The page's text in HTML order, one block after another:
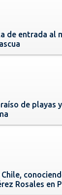
de entrada al
de playas
Rosales en